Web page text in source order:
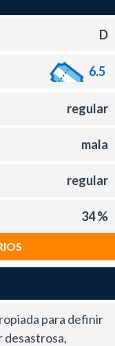
D
6.5
regular
mala
regular
34 %
para definir
desastrosa,